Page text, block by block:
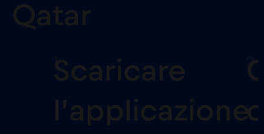
Qatar
1
Scaricare
l’applicazione
2